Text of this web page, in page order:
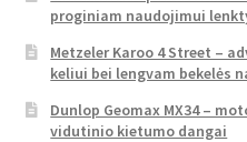
proginiam naudojimui
Metzeler Karoo 4 Street –
keliui bei lengvam bekelės
Dunlop Geomax MX34 –
vidutinio kietumo dangai